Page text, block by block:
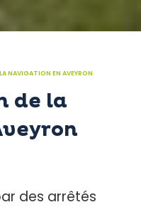
NAVIGATION EN AVEYRON
de la
des arrêtés